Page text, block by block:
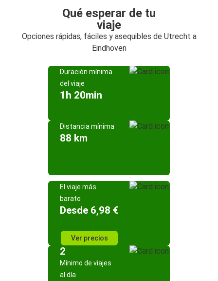
Qué esperar de tu
viaje
Opciones rápidas, fáciles y asequibles de Utrecht a
Eindhoven
Duración mínima
del viaje
1h 20min
Distancia mínima
88 km
El viaje más
barato
Desde 6,98 €
Ver precios
2
Mínimo de viajes
al día